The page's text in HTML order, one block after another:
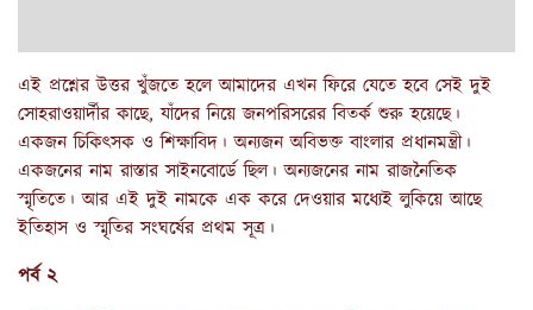
এই প্রশ্নের উত্তর খুঁজতে হলে আমাদের এখন ফিরে যেতে হবে সেই দুই
সোহরাওয়ার্দীর কাছে, যাঁদের নিয়ে জনপরিসরের বিতর্ক শুরু হয়েছে।
একজন চিকিৎসক ও শিক্ষাবিদ। অন্যজন অবিভক্ত বাংলার প্রধানমন্ত্রী।
একজনের নাম রাস্তার সাইনবোর্ডে ছিল। অন্যজনের নাম রাজনৈতিক
স্মৃতিতে। আর এই দুই নামকে এক করে দেওয়ার মধ্যেই লুকিয়ে আছে
ইতিহাস ও স্মৃতির সংঘর্ষের প্রথম সূত্র।
পর্ব ২